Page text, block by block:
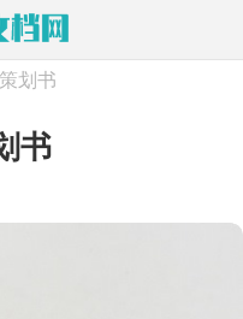
策划书
书